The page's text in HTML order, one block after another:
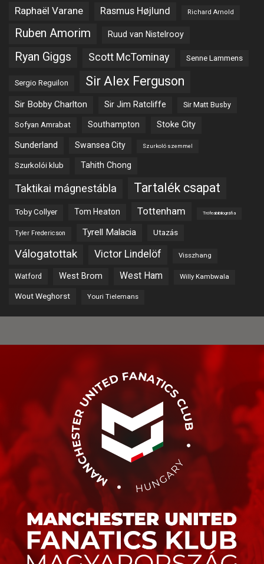
Raphaël Varane Rasmus Højlund Richard Arnold
Ruben Amorim Ruud van Nistelrooy
Ryan Giggs Scott McTominay Senne Lammens
Sergio Reguilon Sir Alex Ferguson
Sir Bobby Charlton Sir Jim Ratcliffe Sir Matt Busby
Sofyan Amrabat Southampton Stoke City
Sunderland Swansea City Szurkoló szemmel
Szurkolói klub Tahith Chong
Taktikai mágnestábla Tartalék csapat
Toby Collyer Tom Heaton Tottenham Trófeabibliográfia
Tyler Fredericson Tyrell Malacia Utazás
Válogatottak Victor Lindelöf Visszhang
Watford West Brom West Ham Willy Kambwala
Wout Weghorst Youri Tielemans